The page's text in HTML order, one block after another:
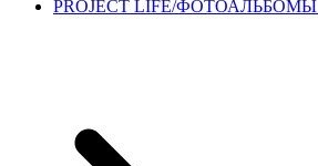
PROJECT LIFE/ФОТОАЛЬБОМЫ